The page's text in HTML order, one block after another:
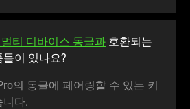
티 디바이스 동글과 호환되는
이 있나요?
의 동글에 페어링할 수 있는 키
니다.